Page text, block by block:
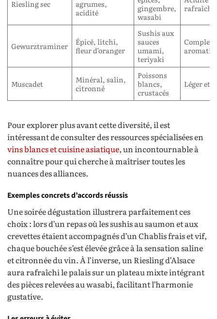
Riesling sec
agrumes,
acidité
gingembre,
wasabi
Gewurztraminer
Épicé, litchi,
fleur d’oranger
Sushis aux
sauces
umami,
teriyaki
Muscadet
Minéral, salin,
citronné
Poissons
blancs,
crustacés
Léger et
Pour explorer plus avant cette diversité, il est
intéressant de consulter des ressources spécialisées en
vins blancs et cuisine asiatique, un incontournable à
connaître pour qui cherche à maîtriser toutes les
nuances des alliances.
Exemples concrets d’accords réussis
Une soirée dégustation illustrera parfaitement ces
choix : lors d’un repas où les sushis au saumon et aux
crevettes étaient accompagnés d’un Chablis frais et vif,
chaque bouchée s’est élevée grâce à la sensation saline
et citronnée du vin. À l’inverse, un Riesling d’Alsace
aura rafraîchi le palais sur un plateau mixte intégrant
des pièces relevées au wasabi, facilitant l’harmonie
gustative.